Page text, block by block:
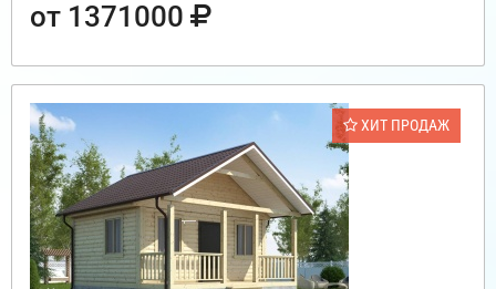
от 1371000
ХИТ ПРОДАЖ